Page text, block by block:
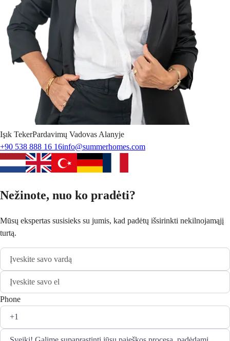
Işık TekerPardavimų Vadovas Alanyje
+90 538 888 16 16info@summerhomes.com
Nežinote, nuo ko pradėti?
Mūsų ekspertas susisieks su jumis, kad padėtų išsirinkti nekilnojamąjį
turtą.
Phone